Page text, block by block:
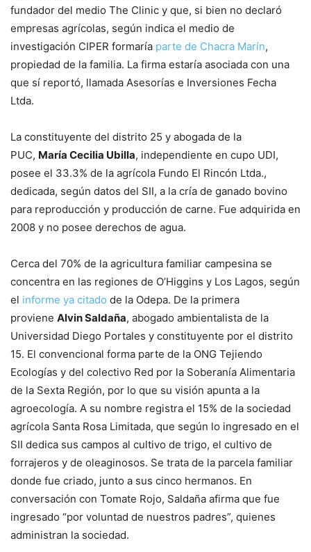
fundador del medio The Clinic y que, si bien no declaró
empresas agrícolas, según indica el medio de
investigación CIPER formaría parte de Chacra Marín,
propiedad de la familia. La firma estaría asociada con una
que sí reportó, llamada Asesorías e Inversiones Fecha
Ltda.
La constituyente del distrito 25 y abogada de la
PUC, María Cecilia Ubilla, independiente en cupo UDI,
posee el 33.3% de la agrícola Fundo El Rincón Ltda.,
dedicada, según datos del SII, a la cría de ganado bovino
para reproducción y producción de carne. Fue adquirida en
2008 y no posee derechos de agua.
Cerca del 70% de la agricultura familiar campesina se
concentra en las regiones de O’Higgins y Los Lagos, según
el informe ya citado de la Odepa. De la primera
proviene Alvin Saldaña, abogado ambientalista de la
Universidad Diego Portales y constituyente por el distrito
15. El convencional forma parte de la ONG Tejiendo
Ecologías y del colectivo Red por la Soberanía Alimentaria
de la Sexta Región, por lo que su visión apunta a la
agroecología. A su nombre registra el 15% de la sociedad
agrícola Santa Rosa Limitada, que según lo ingresado en el
SII dedica sus campos al cultivo de trigo, el cultivo de
forrajeros y de oleaginosos. Se trata de la parcela familiar
donde fue criado, junto a sus cinco hermanos. En
conversación con Tomate Rojo, Saldaña afirma que fue
ingresado “por voluntad de nuestros padres”, quienes
administran la sociedad.